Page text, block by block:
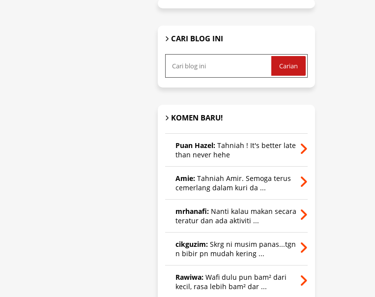
CARI BLOG INI
KOMEN BARU!
Puan Hazel: Tahniah ! It's better late
than never hehe
Amie: Tahniah Amir. Semoga terus
cemerlang dalam kuri da ...
mrhanafi: Nanti kalau makan secara
teratur dan ada aktiviti ...
cikguzim: Skrg ni musim panas...tgn
n bibir pn mudah kering ...
Rawiwa: Wafi dulu pun bam² dari
kecil, rasa lebih bam² dar ...